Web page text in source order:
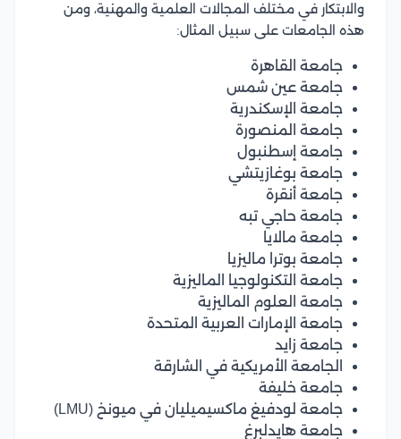
والابتكار في مختلف المجالات العلمية والمهنية، ومن
هذه الجامعات على سبيل المثال:
جامعة القاهرة
جامعة عين شمس
جامعة الإسكندرية
جامعة المنصورة
جامعة إسطنبول
جامعة بوغازيتشي
جامعة أنقرة
جامعة حاجي تبه
جامعة مالايا
جامعة بوترا ماليزيا
جامعة التكنولوجيا الماليزية
جامعة العلوم الماليزية
جامعة الإمارات العربية المتحدة
جامعة زايد
الجامعة الأمريكية في الشارقة
جامعة خليفة
جامعة لودفيغ ماكسيميليان في ميونخ (LMU)
جامعة هايدلبرغ